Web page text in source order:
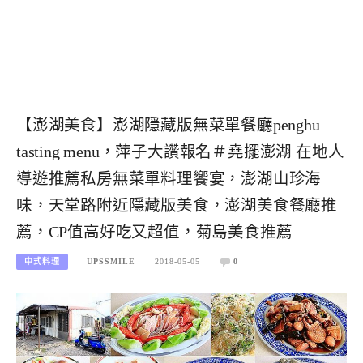
【澎湖美食】澎湖隱藏版無菜單餐廳penghu
tasting menu，萍子大讚報名＃堯擺澎湖 在地人
導遊推薦私房無菜單料理饗宴，澎湖山珍海
味，天堂路附近隱藏版美食，澎湖美食餐廳推
薦，CP值高好吃又超值，菊島美食推薦
中式料理 UPSSMILE 2018-05-05 0